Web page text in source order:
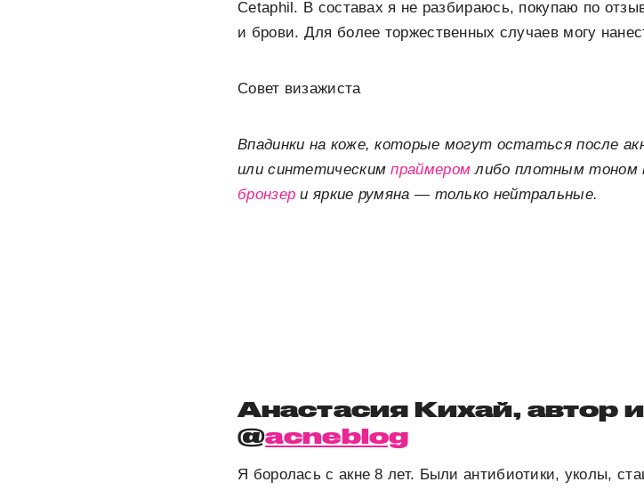
Cetaphil. В составах я не разбираюсь, покупаю по
и брови. Для более торжественных случаев могу
Совет визажиста
Впадинки на коже, которые могут остаться после
или синтетическимпраймером либо плотным тоном
бронзер и яркие румяна — только нейтральные.
Анастасия Кихай, автор
@acneblog
Я боролась с акне 8 лет. Были антибиотики, уколы,